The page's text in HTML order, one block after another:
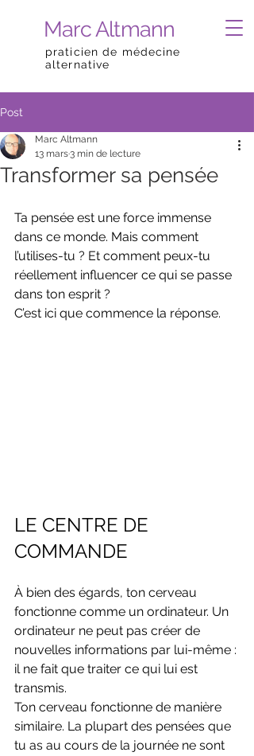
Marc Altmann
praticien de médecine
alternative
Post
Transformer sa pensée
Marc Altmann
13 mars3 min de lecture
Ta pensée est une force immense
dans ce monde. Mais comment
l’utilises-tu ? Et comment peux-tu
réellement influencer ce qui se passe
dans ton esprit ?
C’est ici que commence la réponse.
LE CENTRE DE
COMMANDE
À bien des égards, ton cerveau
fonctionne comme un ordinateur. Un
ordinateur ne peut pas créer de
nouvelles informations par lui-même :
il ne fait que traiter ce qui lui est
transmis.
Ton cerveau fonctionne de manière
similaire. La plupart des pensées que
tu as au cours de la journée ne sont